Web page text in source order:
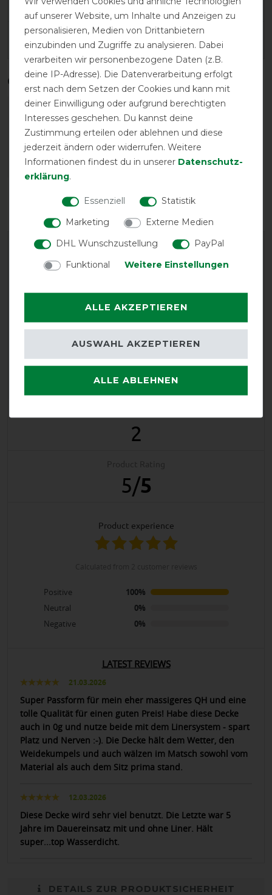
Herstellergarantie
Wasch- und Pflegehinweis
Qualitätsstufen
EXCELLENT
Horseware Amigo Bravo 12
Plus 100g - Navy/Titanium
Grey/Silver, 145
2
5/5
product experience
Positive
100%
Neutral
0%
Negative
0%
LATEST REVIEWS
21.03.2026
Super Passform für mein eher massigeres QH und eine
tolle Qualität für einen guten Preis! Habe diese Decke
auch in 0g und nutze beide mit dem Linersystem - spart
Platz und Nerven :-). Die Decke hält dem Wetter, den
Weidekumpels und auch wälzen im Matsch sowohl vom
Material als auch dem Sitz prima stand.
12.03.2026
Diese Decke wird sehr viel benutzt. Die Letzte war 5
Jahre im Dauereinsatz mit und ohne Liner. Hält
super...top Wasserdicht.
DETAILS ZUR PRODUKTSICHERHEIT
auf unserer Website, um Inhalte und Anzeigen zu
personalisieren, Medien von Drittanbietern
einzubinden und Zugriffe zu analysieren. Dabei
verarbeiten wir personenbezogene Daten (z.B.
deine IP-Adresse). Die Datenverarbeitung erfolgt
erst nach dem Setzen der Cookies und kann mit
deiner Einwilligung oder aufgrund berechtigten
Interesses geschehen. Du kannst deine
Zustimmung erteilen oder ablehnen und diese
jederzeit ändern oder widerrufen. Weitere
Informationen findest du in unserer Daten­schutz­
erklärung.
Essenziell
Statistik
Marketing
Externe Medien
DHL Wunschzustellung
PayPal
Funktional
Weitere Einstellungen
ALLE AKZEPTIEREN
ALLE ABLEHNEN
AUSWAHL AKZEPTIEREN